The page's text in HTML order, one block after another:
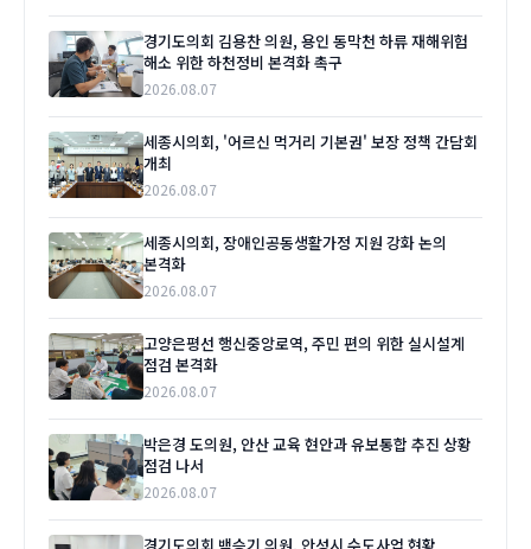
경기도의회 김용찬 의원, 용인 동막천 하류 재해위험
해소 위한 하천정비 본격화 촉구
2026.08.07
세종시의회, '어르신 먹거리 기본권' 보장 정책 간담회
개최
2026.08.07
세종시의회, 장애인공동생활가정 지원 강화 논의
본격화
2026.08.07
고양은평선 행신중앙로역, 주민 편의 위한 실시설계
점검 본격화
2026.08.07
박은경 도의원, 안산 교육 현안과 유보통합 추진 상황
점검 나서
2026.08.07